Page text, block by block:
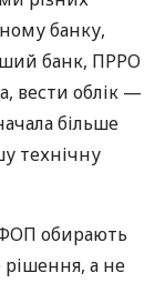
банку,
банк, ПРРО
вести облік —
більше
технічну
обирають
а не